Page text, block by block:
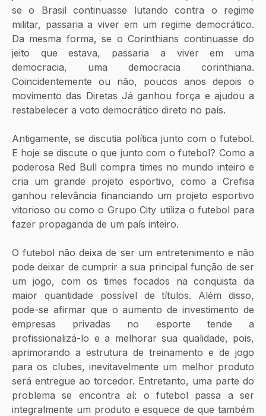
se o Brasil continuasse lutando contra o regime
militar, passaria a viver em um regime democrático.
Da mesma forma, se o Corinthians continuasse do
jeito que estava, passaria a viver em uma
democracia, uma democracia corinthiana.
Coincidentemente ou não, poucos anos depois o
movimento das Diretas Já ganhou força e ajudou a
restabelecer a voto democrático direto no país.
Antigamente, se discutia política junto com o futebol.
E hoje se discute o que junto com o futebol? Como a
poderosa Red Bull compra times no mundo inteiro e
cria um grande projeto esportivo, como a Crefisa
ganhou relevância financiando um projeto esportivo
vitorioso ou como o Grupo City utiliza o futebol para
fazer propaganda de um país inteiro.
O futebol não deixa de ser um entretenimento e não
pode deixar de cumprir a sua principal função de ser
um jogo, com os times focados na conquista da
maior quantidade possível de títulos. Além disso,
pode-se afirmar que o aumento de investimento de
empresas privadas no esporte tende a
profissionalizá-lo e a melhorar sua qualidade, pois,
aprimorando a estrutura de treinamento e de jogo
para os clubes, inevitavelmente um melhor produto
será entregue ao torcedor. Entretanto, uma parte do
problema se encontra aí: o futebol passa a ser
integralmente um produto e esquece de que também